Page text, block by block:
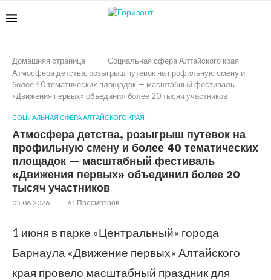
Домашняя страница
Социальная сфера Алтайского края
Атмосфера детства, розыгрыш путевок на профильную смену и
более 40 тематических площадок — масштабный фестиваль
«Движения первых» объединил более 20 тысяч участников
СОЦИАЛЬНАЯ СФЕРА АЛТАЙСКОГО КРАЯ
Атмосфера детства, розыгрыш путевок на
профильную смену и более 40 тематических
площадок — масштабный фестиваль
«Движения первых» объединил более 20
тысяч участников
05.06.2026 61 Просмотров
1 июня в парке «Центральный» города
Барнаула «Движение первых» Алтайского
края провело масштабный праздник для